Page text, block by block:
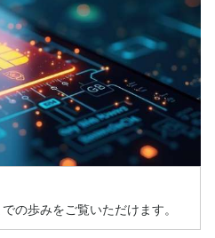
の歩みをご覧いただけます。